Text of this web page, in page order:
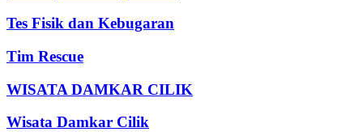
Tes Fisik dan Kebugaran
Tim Rescue
WISATA DAMKAR CILIK
Wisata Damkar Cilik